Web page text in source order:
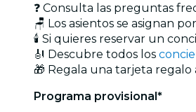
❓ Consulta las preguntas
🪑 Los asientos se asignan
🕯️ Si quieres reservar un
🎻 Descubre todos los
🎁 Regala una tarjeta regalo
Programa provisional*